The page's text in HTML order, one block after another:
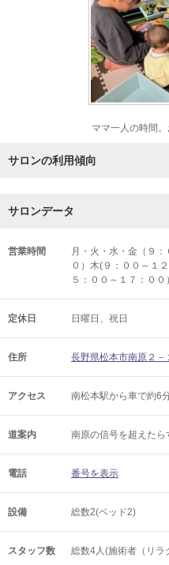
ママ一人の時間
サロンの利用傾向
サロンデータ
営業時間
月・火・水・金（９
０）木(９：００～１
５：００～１７：００）
定休日 日曜日、祝日
住所 長野県松本市南原２－
アクセス 南松本駅から車で約6
道案内 南原の信号を超えたら
電話 番号を表示
設備 総数2(ベッド2)
スタッフ数 総数4人(施術者（リラ